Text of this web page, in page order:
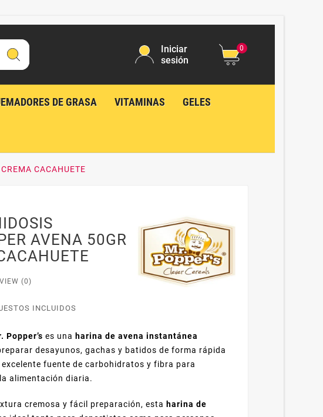
Iniciar
sesión
0
DE GRASA VITAMINAS GELES
CACAHUETE
AVENA 50GR
(0)
INCLUIDOS
Popper’s es una harina de avena instantánea
desayunos, gachas y batidos de forma rápida
excelente fuente de carbohidratos y fibra para
alimentación diaria.
cremosa y fácil preparación, esta harina de